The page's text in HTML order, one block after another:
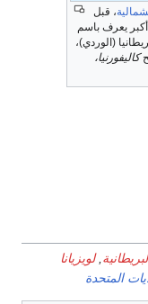
، قبل
يعرف باسم
بريطانيا (الوردي)،
كاليفورنيا،
,لويزيانا
المتحدة